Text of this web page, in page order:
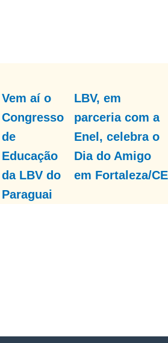
Vem aí o
Congresso
de
Educação
da LBV do
Paraguai
LBV, em
parceria com a
Enel, celebra o
Dia do Amigo
em Fortaleza/CE